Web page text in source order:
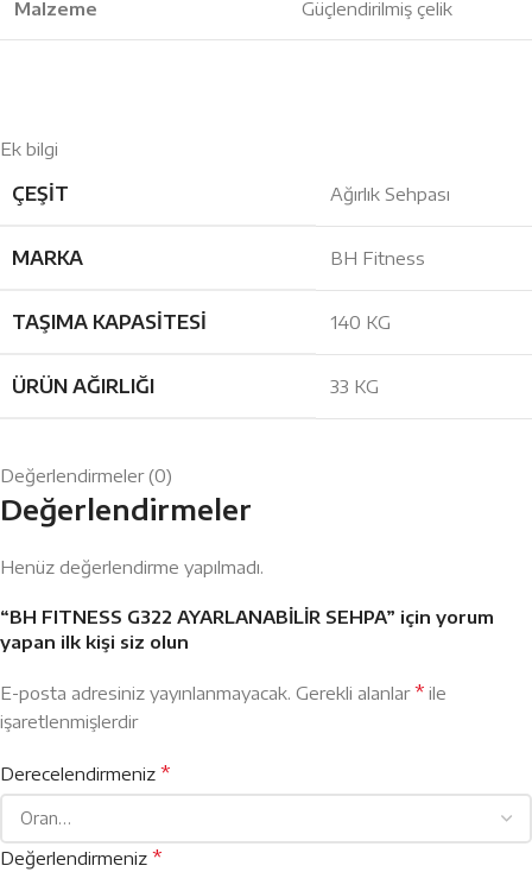
Malzeme Güçlendirilmiş çelik
Ek bilgi
ÇEŞIT Ağırlık Sehpası
MARKA BH Fitness
TAŞIMA KAPASITESI 140 KG
ÜRÜN AĞIRLIĞI 33 KG
Değerlendirmeler (0)
Değerlendirmeler
Henüz değerlendirme yapılmadı.
“BH FITNESS G322 AYARLANABİLİR SEHPA” için yorum
yapan ilk kişi siz olun
E-posta adresiniz yayınlanmayacak. Gerekli alanlar* ile
işaretlenmişlerdir
Derecelendirmeniz *
Değerlendirmeniz *